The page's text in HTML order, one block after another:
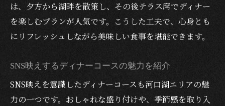
は、夕方から湖畔を散策し、その後テラス席でディナー
を楽しむプランが人気です。こうした工夫で、心身とも
にリフレッシュしながら美味しい食事を堪能できます。
SNS映えするディナーコースの魅力を紹介
SNS映えを意識したディナーコースも河口湖エリアの魅
力の一つです。おしゃれな盛り付けや、季節感を取り入